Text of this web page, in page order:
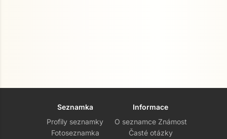
Seznamka
Profily seznamky
Fotoseznamka
Informace
O seznamce Známost
Časté otázky